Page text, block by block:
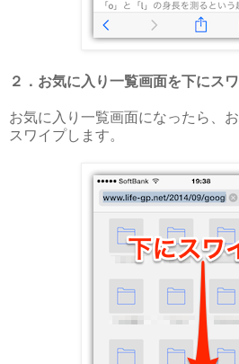
２．お気に入り一覧画面を下にス
お気に入り一覧画面になったら、
スワイプします。